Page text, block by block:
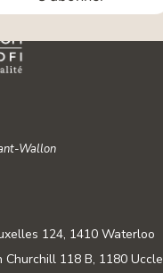
Wallon
124, 1410 Waterloo
118 B, 1180 Uccle